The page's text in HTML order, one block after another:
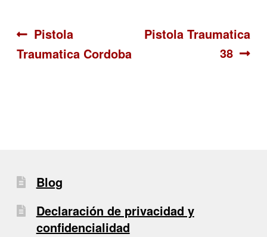
Navegación
de
Anterior:
Pistola
Traumatica Cordoba
Siguiente:
Pistola Traumatica
38
Blog
Declaración de privacidad y
confidencialidad